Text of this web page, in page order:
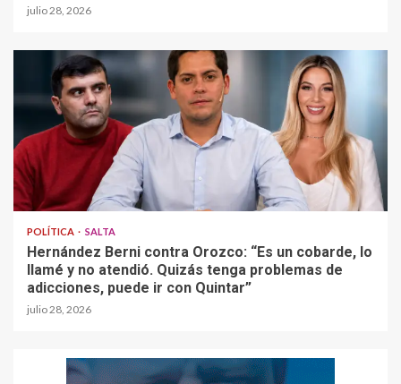
julio 28, 2026
POLÍTICA SALTA
Hernández Berni contra Orozco: “Es un cobarde, lo
llamé y no atendió. Quizás tenga problemas de
adicciones, puede ir con Quintar”
julio 28, 2026